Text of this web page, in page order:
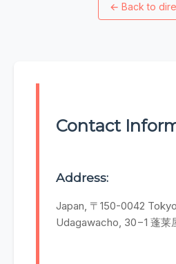
← Back to
Contact
Address:
Japan, 〒150-0042
Udagawacho, 30−1 蓬莱